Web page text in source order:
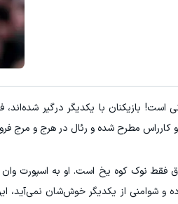
است! بازیکنان با یکدیگر درگیر شده‌اند،
کارراس مطرح شده و رئال در هرج و مرج
فقط نوک کوه یخ است. او به
و شوامنی از یکدیگر خوش‌شان